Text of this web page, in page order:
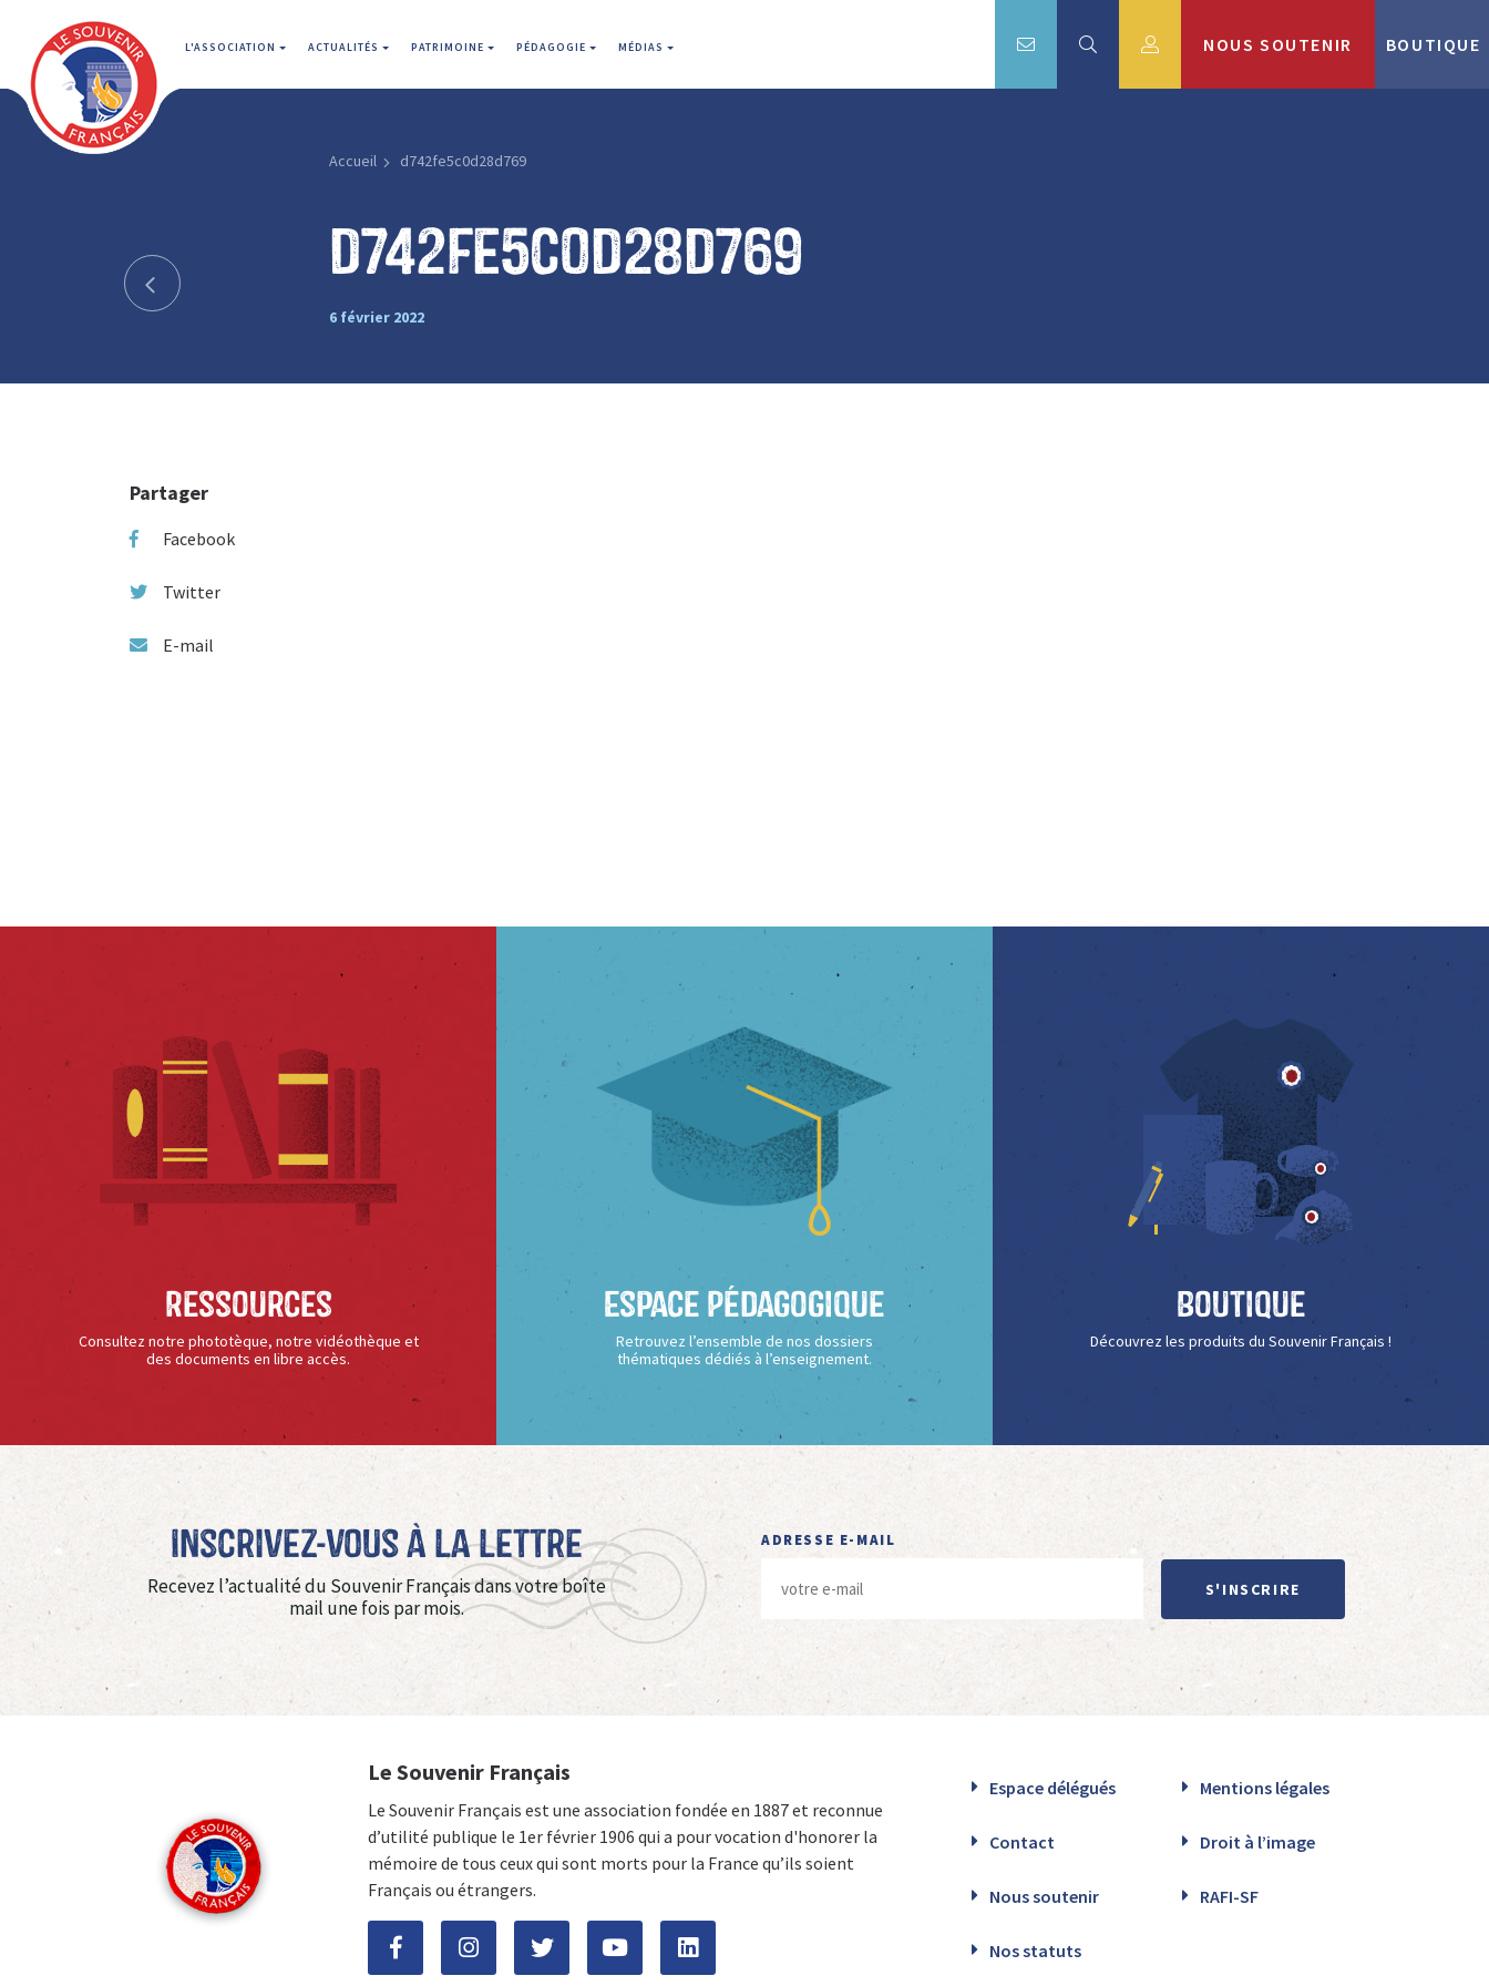
L'ASSOCIATION ACTUALITÉS PATRIMOINE PÉDAGOGIE MÉDIAS NOUS SOUTENIR BOUTIQUE
Accueil d742fe5c0d28d769
d742fe5c0d28d769
6 février 2022
Partager
Facebook
Twitter
E-mail
Ressources
Consultez notre phototèque, notre vidéothèque et
des documents en libre accès.
Espace Pédagogique
Retrouvez l’ensemble de nos dossiers
thématiques dédiés à l’enseignement.
Boutique
Découvrez les produits du Souvenir Français !
Inscrivez-vous à La Lettre
Recevez l’actualité du Souvenir Français dans votre boîte
mail une fois par mois.
ADRESSE E-MAIL
S'INSCRIRE
Le Souvenir Français
Le Souvenir Français est une association fondée en 1887 et reconnue
d’utilité publique le 1er février 1906 qui a pour vocation d'honorer la
mémoire de tous ceux qui sont morts pour la France qu’ils soient
Français ou étrangers.
Espace délégués Mentions légales
Contact Droit à l’image
Nous soutenir RAFI-SF
Nos statuts